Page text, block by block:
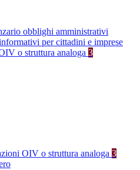
obblighi amministrativi
per cittadini e imprese
o struttura analoga 3
OIV o struttura analoga 3